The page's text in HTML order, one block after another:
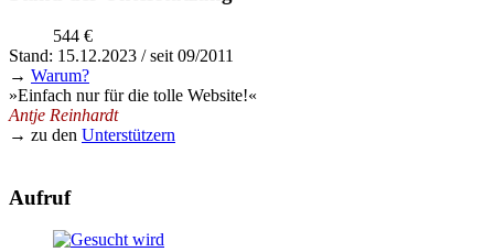
544 €
Stand: 15.12.2023 / seit 09/2011
→ Warum?
»Einfach nur für die tolle Website!«
Antje Reinhardt
→ zu den Unterstützern
Aufruf